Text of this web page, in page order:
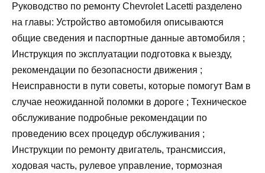
Руководство по ремонту Chevrolet Lacetti разделено
на главы: Устройство автомобиля описываются
общие сведения и паспортные данные автомобиля ;
Инструкция по эксплуатации подготовка к выезду,
рекомендации по безопасности движения ;
Неисправности в пути советы, которые помогут Вам в
случае неожиданной поломки в дороге ; Техническое
обслуживание подробные рекомендации по
проведению всех процедур обслуживания ;
Инструкции по ремонту двигатель, трансмиссия,
ходовая часть, рулевое управление, тормозная